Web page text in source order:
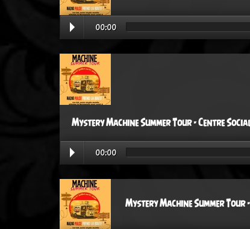
00:00
Mystery Machine Summer Tour - Centre
00:00
Mystery Machine Summer Tour